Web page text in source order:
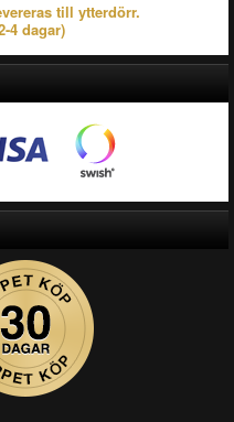
till ytterdörr.
4 dagar)